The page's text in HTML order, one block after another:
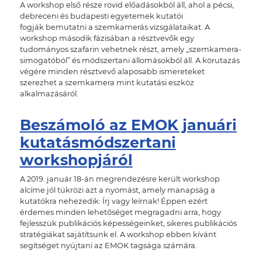
A workshop első része rövid előadásokból áll, ahol a pécsi,
debreceni és budapesti egyetemek kutatói
fogják bemutatni a szemkamerás vizsgálataikat. A
workshop második fázisában a résztvevők egy
tudományos szafarin vehetnek részt, amely „szemkamera-
simogatóból” és módszertani állomásokból áll. A körutazás
végére minden résztvevő alaposabb ismereteket
szerezhet a szemkamera mint kutatási eszköz
alkalmazásáról.
Beszámoló az EMOK januári
kutatásmódszertani
workshopjáról
A 2019. január 18-án megrendezésre került workshop
alcíme jól tükrözi azt a nyomást, amely manapság a
kutatókra nehezedik: Írj vagy leírnak! Éppen ezért
érdemes minden lehetőséget megragadni arra, hogy
fejlesszük publikációs képességeinket, sikeres publikációs
stratégiákat sajátítsunk el. A workshop ebben kívánt
segítséget nyújtani az EMOK tagsága számára.